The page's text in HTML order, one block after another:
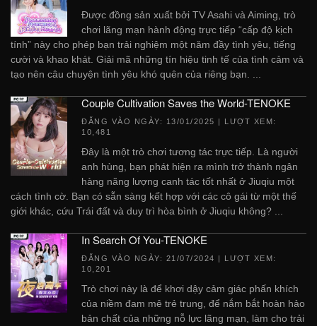
Được đồng sản xuất bởi TV Asahi và Aiming, trò
chơi lãng mạn hành động trực tiếp “cấp độ kịch
tính” này cho phép bạn trải nghiệm một năm đầy tình yêu, tiếng
cười và khao khát. Giải mã những tín hiệu tinh tế của tình cảm và
tạo nên câu chuyện tình yêu khó quên của riêng bạn. ...
Couple Cultivation Saves the World-TENOKE
ĐĂNG VÀO NGÀY: 13/01/2025 | LƯỢT XEM:
10,481
Đây là một trò chơi tương tác trực tiếp. Là người
anh hùng, bạn phát hiện ra mình trở thành ngân
hàng năng lượng canh tác tốt nhất ở Jiuqiu một
cách tình cờ. Bạn có sẵn sàng kết hợp với các cô gái từ một thế
giới khác, cứu Trái đất và duy trì hòa bình ở Jiuqiu không? ...
In Search Of You-TENOKE
ĐĂNG VÀO NGÀY: 21/07/2024 | LƯỢT XEM:
10,201
Trò chơi này là để khơi dậy cảm giác phấn khích
của niềm đam mê trẻ trung, để nắm bắt hoàn hảo
bản chất của những nỗ lực lãng mạn, làm cho trải